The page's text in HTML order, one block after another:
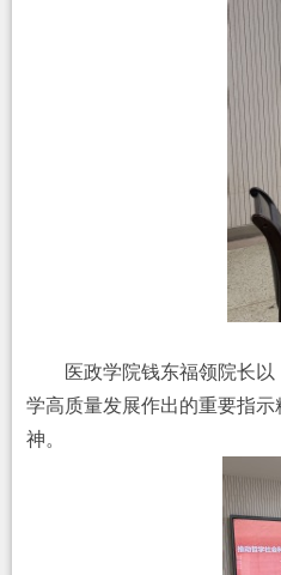
医政学院钱东福领院长
学高质量发展作出的重要指
神。